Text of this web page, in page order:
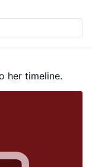
her timeline.